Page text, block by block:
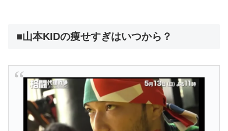
■山本KIDの痩せすぎはいつから？